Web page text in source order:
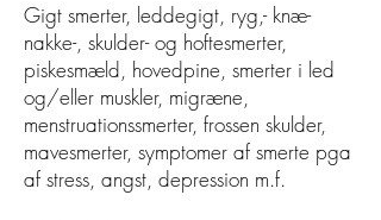
Gigt smerter, leddegigt, ryg,- knæ-
nakke-, skulder- og hoftesmerter,
piskesmæld, hovedpine, smerter i led
og/eller muskler, migræne,
menstruationssmerter, frossen skulder,
mavesmerter, symptomer af smerte pga
af stress, angst, depression m.f.